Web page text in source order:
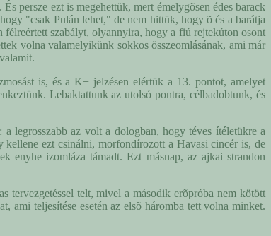
persze ezt is megehettük, mert émelygõsen édes barack
"csak Pulán lehet," de nem hittük, hogy õ és a barátja
szabályt, olyannyira, hogy a fiú rejtekúton osont
volna valamelyikünk sokkos összeomlásának, ami már
is, és a K+ jelzésen elértük a 13. pontot, amelyet
Lebaktattunk az utolsó pontra, célbadobtunk, és
legrosszabb az volt a dologban, hogy téves ítéletükre a
ezt csinálni, morfondírozott a Havasi cincér is, de
izomláza támadt. Ezt másnap, az ajkai strandon
tervezgetéssel telt, mivel a második erõpróba nem kötött
ami teljesítése esetén az elsõ háromba tett volna minket.